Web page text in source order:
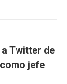
Twitter de
jefe